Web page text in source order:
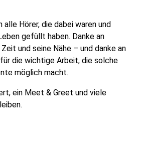
alle Hörer, die dabei waren und
gefüllt haben. Danke an
und seine Nähe – und danke an
die wichtige Arbeit, die solche
möglich macht.
ein Meet & Greet und viele